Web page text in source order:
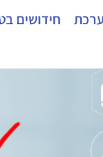
חידושים